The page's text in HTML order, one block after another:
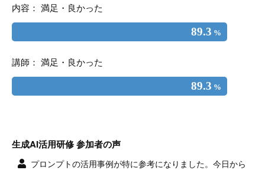
内容： 満足・良かった
89.3 %
講師： 満足・良かった
89.3 %
生成AI活用研修 参加者の声
プロンプトの活用事例が特に参考になりました。今日から